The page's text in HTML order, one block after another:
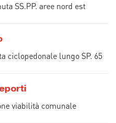
SS.PP. aree nord est
ciclopedonale lungo SP. 65
viabilità comunale